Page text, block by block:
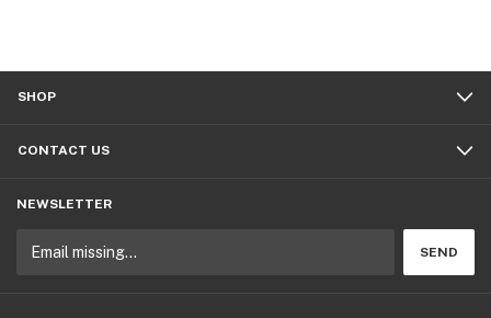
SHOP
CONTACT US
NEWSLETTER